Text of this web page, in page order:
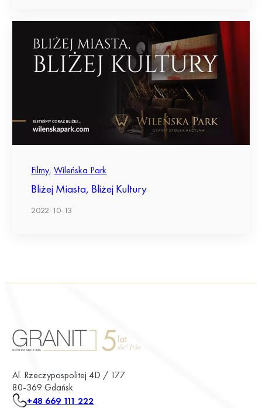
Filmy,Wileńska Park
Bliżej Miasta, Bliżej Kultury
2022-10-13
Al. Rzeczypospolitej 4D / 177
80-369 Gdańsk
+48 669 111 222